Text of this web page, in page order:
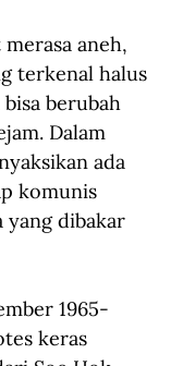
aneh,
terkenal halus
berubah
Dalam
ada
komunis
yang dibakar
1965-
keras